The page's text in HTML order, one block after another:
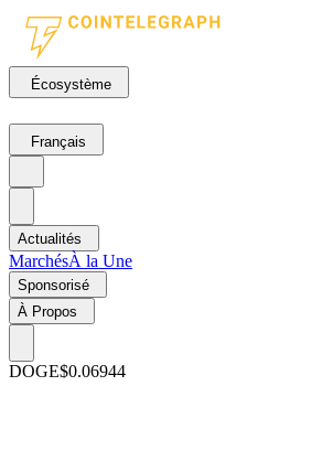
Écosystème
Français
Actualités
MarchésÀ la Une
Sponsorisé
À Propos
DOGE$0.06944